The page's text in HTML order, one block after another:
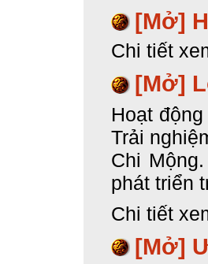
[Mở]
Chi tiết
[Mở]
Hoạt
Trải
Chi
phát triển
Chi tiết
[Mở]